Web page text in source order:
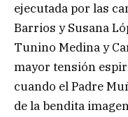
ejecutada por las
Barrios y Susana
Tunino Medina y
mayor tensión
cuando el Padre
de la bendita